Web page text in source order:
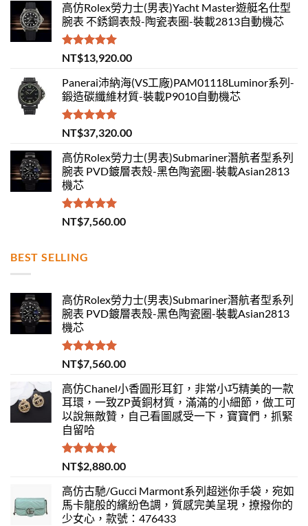
高仿Rolex勞力士(男表)Yacht Master遊艇名仕型
腕表 不銹鋼表殼-陶瓷表圈-裝載2813自動機芯
評分5.00
滿分 5
NT$13,920.00
Panerai沛納海(VS工廠)PAM01118Luminor系列-
鍛造碳纖維材質-裝載P9010自動機芯
評分5.00
滿分 5
NT$37,320.00
高仿Rolex勞力士(男表)Submariner潛航者型系列
腕表 PVD鍍層表殼-黑色陶瓷圈-裝載Asian2813
機芯
評分 5.00
滿分 5
NT$7,560.00
BEST SELLING
高仿Rolex勞力士(男表)Submariner潛航者型系列
腕表 PVD鍍層表殼-黑色陶瓷圈-裝載Asian2813
機芯
評分 5.00
滿分 5
NT$7,560.00
高仿Chanel小香圓形耳釘，非常小巧精美的一款
耳環，一致ZP黃銅材質，滿滿的小細節，做工可
以說無敵贊，自己看圖感受一下，寶寶們，抓緊
自留哈
評分 5.00
滿分 5
NT$2,880.00
高仿古馳/Gucci Marmont系列超迷你手袋，宛如
馬卡龍般的繽紛色調，質感完美呈現，撩撥你的
少女心，款號：476433